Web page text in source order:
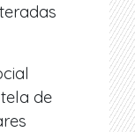
de